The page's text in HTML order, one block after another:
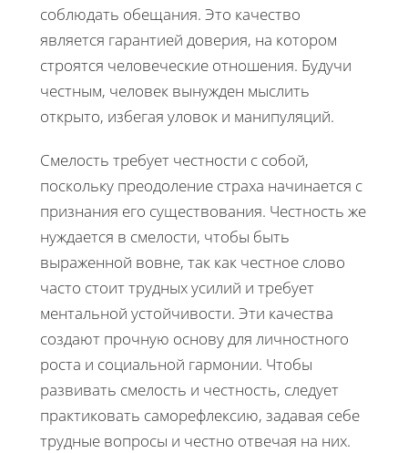
соблюдать обещания. Это качество
является гарантией доверия, на котором
строятся человеческие отношения. Будучи
честным, человек вынужден мыслить
открыто, избегая уловок и манипуляций.
Смелость требует честности с собой,
поскольку преодоление страха начинается с
признания его существования. Честность же
нуждается в смелости, чтобы быть
выраженной вовне, так как честное слово
часто стоит трудных усилий и требует
ментальной устойчивости. Эти качества
создают прочную основу для личностного
роста и социальной гармонии. Чтобы
развивать смелость и честность, следует
практиковать саморефлексию, задавая себе
трудные вопросы и честно отвечая на них.